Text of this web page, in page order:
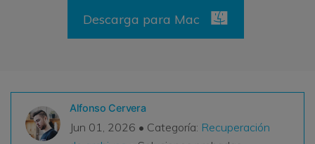
Pruébalo Gratis
Recupera datos perdidos/eliminados gratis
Pruébalo Gratis
Temas Destacados
DESCARGAR Sign In
Descarga para Mac
Alfonso Cervera
Jun 01, 2026 • Categoría: Recuperación